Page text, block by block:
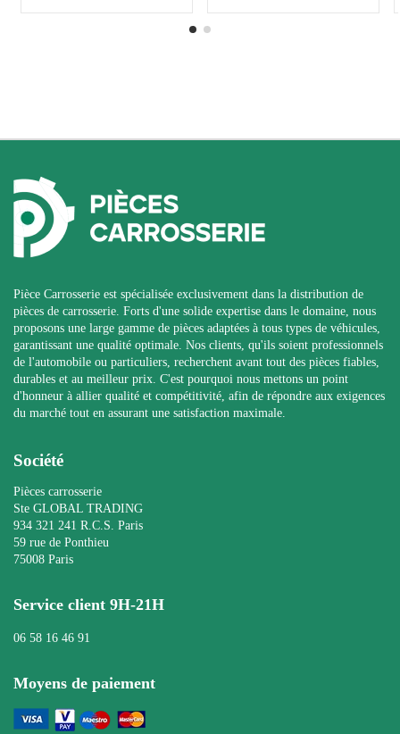
Pièce Carrosserie est spécialisée exclusivement dans la distribution de
pièces de carrosserie. Forts d'une solide expertise dans le domaine, nous
proposons une large gamme de pièces adaptées à tous types de véhicules,
garantissant une qualité optimale. Nos clients, qu'ils soient professionnels
de l'automobile ou particuliers, recherchent avant tout des pièces fiables,
durables et au meilleur prix. C'est pourquoi nous mettons un point
d'honneur à allier qualité et compétitivité, afin de répondre aux exigences
du marché tout en assurant une satisfaction maximale.
Société
Pièces carrosserie
Ste GLOBAL TRADING
934 321 241 R.C.S. Paris
59 rue de Ponthieu
75008 Paris
Service client 9H-21H
06 58 16 46 91
Moyens de paiement